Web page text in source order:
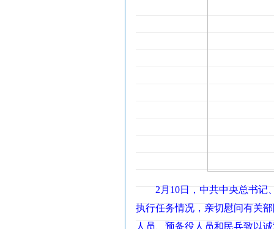
2月10日，中共中央总书记
执行任务情况，亲切慰问有关
人员、预备役人员和民兵致以